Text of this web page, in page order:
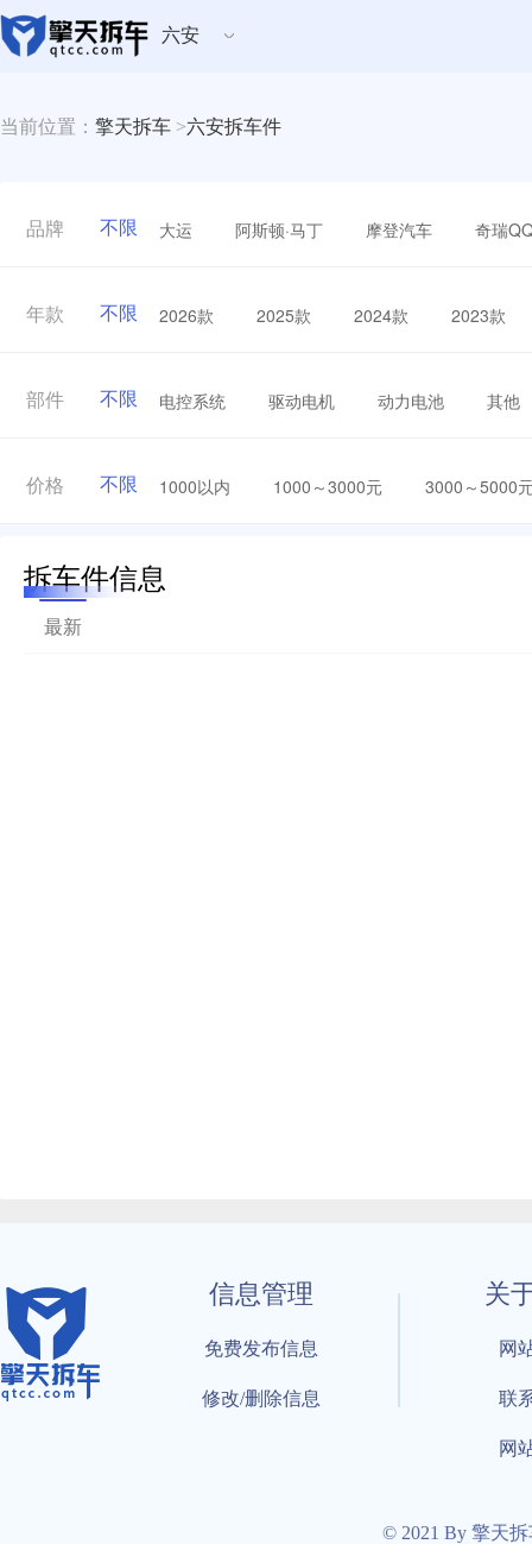
六安
当前位置： 擎天拆车 >六安拆车件
品牌 不限 大运 阿斯顿·马丁 摩登汽车 奇瑞
年款 不限 2026款 2025款 2024款 2023款
部件 不限 电控系统 驱动电机 动力电池 其他
价格 不限 1000以内 1000～3000元 3000～5000
拆车件信息
最新
信息管理
免费发布信息
修改/删除信息
关
网
联
网
© 2021 By 擎天